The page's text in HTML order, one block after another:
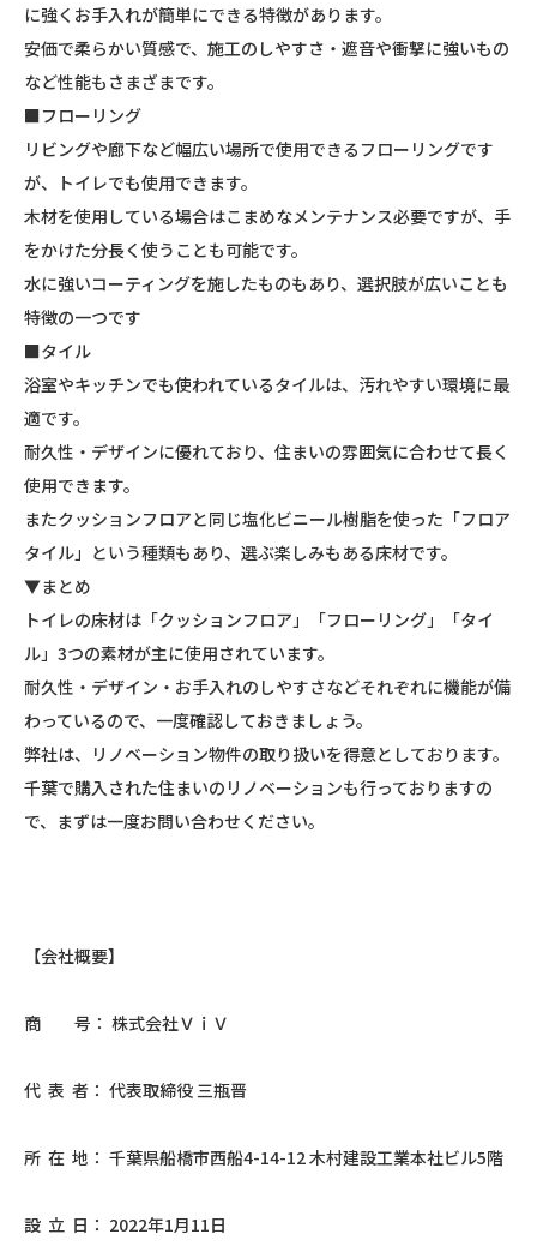
に強くお手入れが簡単にできる特徴があります。
安価で柔らかい質感で、施工のしやすさ・遮音や衝撃に強いもの
など性能もさまざまです。
■フローリング
リビングや廊下など幅広い場所で使用できるフローリングです
が、トイレでも使用できます。
木材を使用している場合はこまめなメンテナンス必要ですが、手
をかけた分長く使うことも可能です。
水に強いコーティングを施したものもあり、選択肢が広いことも
特徴の一つです
■タイル
浴室やキッチンでも使われているタイルは、汚れやすい環境に最
適です。
耐久性・デザインに優れており、住まいの雰囲気に合わせて長く
使用できます。
またクッションフロアと同じ塩化ビニール樹脂を使った「フロア
タイル」という種類もあり、選ぶ楽しみもある床材です。
▼まとめ
トイレの床材は「クッションフロア」「フローリング」「タイ
ル」3つの素材が主に使用されています。
耐久性・デザイン・お手入れのしやすさなどそれぞれに機能が備
わっているので、一度確認しておきましょう。
弊社は、リノベーション物件の取り扱いを得意としております。
千葉で購入された住まいのリノベーションも行っておりますの
で、まずは一度お問い合わせください。
【会社概要】
商 号： 株式会社ＶｉＶ
代 表 者： 代表取締役 三瓶晋
所 在 地： 千葉県船橋市西船4-14-12 木村建設工業本社ビル5階
設 立 日： 2022年1月11日